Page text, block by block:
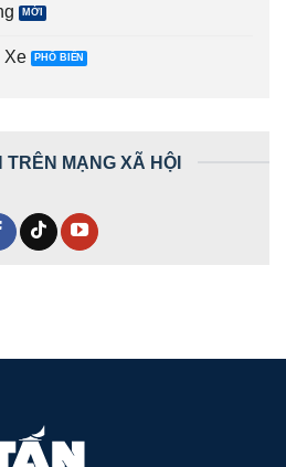
Xe
TRÊN MẠNG XÃ HỘI